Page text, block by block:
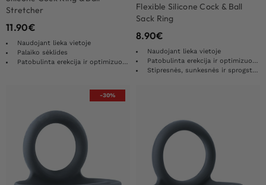
Stretcher
11.90€
Naudojant lieka vietoje
Palaiko sėklides
Patobulinta erekcija ir optimizuota ištvermė
Flexible Silicone Cock & Ball
Sack Ring
8.90€
Naudojant lieka vietoje
Patobulinta erekcija ir optimizuota ištvermė
Stipresnės, sunkesnės ir sprogstamesnės erekcijos
-30%